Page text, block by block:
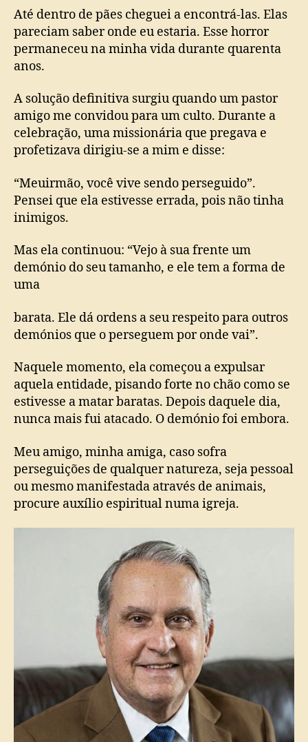
Até dentro de pães cheguei a encontrá-las. Elas
pareciam saber onde eu estaria. Esse horror
permaneceu na minha vida durante quarenta
anos.
A solução definitiva surgiu quando um pastor
amigo me convidou para um culto. Durante a
celebração, uma missionária que pregava e
profetizava dirigiu-se a mim e disse:
“Meuirmão, você vive sendo perseguido”.
Pensei que ela estivesse errada, pois não tinha
inimigos.
Mas ela continuou: “Vejo à sua frente um
demónio do seu tamanho, e ele tem a forma de
uma
barata. Ele dá ordens a seu respeito para outros
demónios que o perseguem por onde vai”.
Naquele momento, ela começou a expulsar
aquela entidade, pisando forte no chão como se
estivesse a matar baratas. Depois daquele dia,
nunca mais fui atacado. O demónio foi embora.
Meu amigo, minha amiga, caso sofra
perseguições de qualquer natureza, seja pessoal
ou mesmo manifestada através de animais,
procure auxílio espiritual numa igreja.